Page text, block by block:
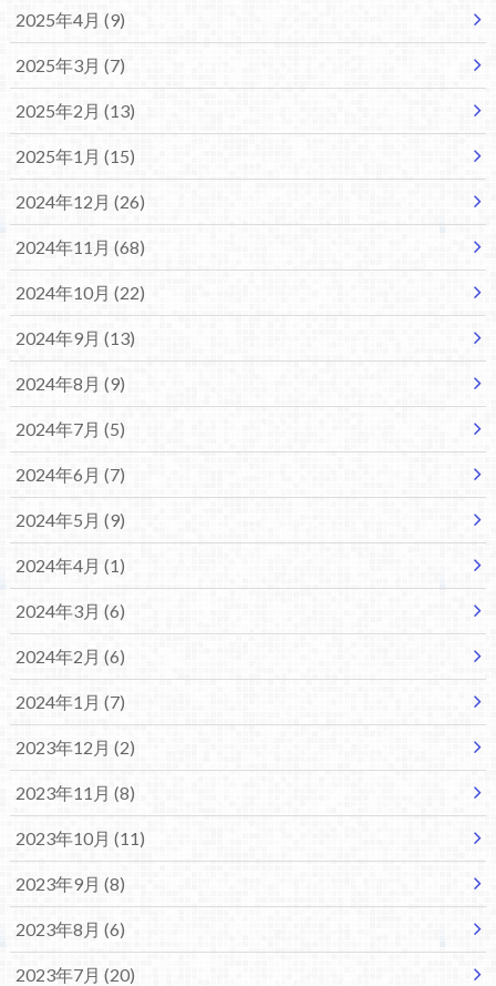
2025年4月 (9)
2025年3月 (7)
2025年2月 (13)
2025年1月 (15)
2024年12月 (26)
2024年11月 (68)
2024年10月 (22)
2024年9月 (13)
2024年8月 (9)
2024年7月 (5)
2024年6月 (7)
2024年5月 (9)
2024年4月 (1)
2024年3月 (6)
2024年2月 (6)
2024年1月 (7)
2023年12月 (2)
2023年11月 (8)
2023年10月 (11)
2023年9月 (8)
2023年8月 (6)
2023年7月 (20)